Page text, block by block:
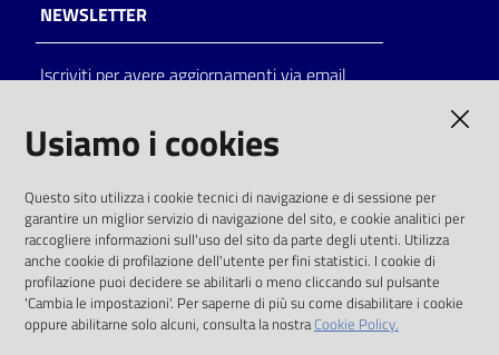
Catalogo
on line
Eventi
Chiedi al
bibliotecario
NEWSLETTER
Iscriviti per avere aggiornamenti via email
solo alle condizioni previste dalla direttiva
comunitaria 2003/98/CE e dal d.lgs. 36/2006
SOCIAL
Instagram
Usiamo i cookies
Questo sito utilizza i cookie tecnici di navigazione e di sessione per
garantire un miglior servizio di navigazione del sito, e cookie analitici per
raccogliere informazioni sull'uso del sito da parte degli utenti. Utilizza
anche cookie di profilazione dell'utente per fini statistici. I cookie di
profilazione puoi decidere se abilitarli o meno cliccando sul pulsante
'Cambia le impostazioni'. Per saperne di più su come disabilitare i cookie
oppure abilitarne solo alcuni, consulta la nostraCookie Policy.